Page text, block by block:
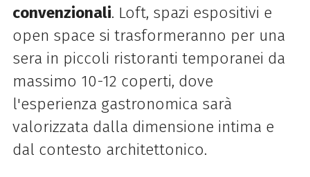
convenzionali. Loft, spazi espositivi e
open space si trasformeranno per una
sera in piccoli ristoranti temporanei da
massimo 10-12 coperti, dove
l'esperienza gastronomica sarà
valorizzata dalla dimensione intima e
dal contesto architettonico.